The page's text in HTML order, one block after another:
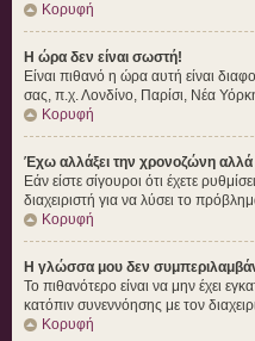
Κορυφή
Η ώρα δεν είναι σωστή!
Είναι πιθανό η ώρα αυτή είναι
σας, π.χ. Λονδίνο, Παρίσι, Νέα
Κορυφή
Έχω αλλάξει την χρονοζώνη αλλά
Εάν είστε σίγουροι ότι έχετε
διαχειριστή για να λύσει το
Κορυφή
Η γλώσσα μου δεν
Το πιθανότερο είναι να μην έχει
κατόπιν συνεννόησης με τον
Κορυφή